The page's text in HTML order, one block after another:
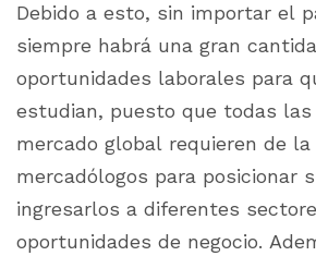
Debido a esto, sin importar el
siempre habrá una gran
oportunidades laborales para
estudian, puesto que todas
mercado global requieren de
mercadólogos para posicionar
ingresarlos a diferentes
oportunidades de negocio.